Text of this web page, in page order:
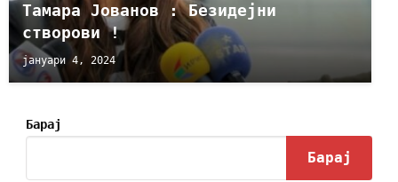
Тамара Јованов : Безидејни
створови !
јануари 4, 2024
Барај
Барај